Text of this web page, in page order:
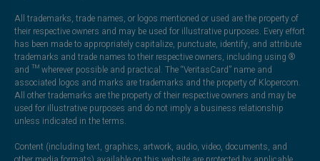
All trademarks, trade names, or logos mentioned or used are the property of
their respective owners and may be used for illustrative purposes. Every effort
has been made to appropriately capitalize, punctuate, identify, and attribute
trademarks and trade names to their respective owners, including using ®
and ™ wherever possible and practical. The “VeritasCard” name and
associated logos and marks are trademarks and the property of Klopercom.
All other trademarks are the property of their respective owners and may be
used for illustrative purposes and do not imply a business relationship
unless indicated in the terms.
Content (including text, graphics, artwork, audio, video, documents, and